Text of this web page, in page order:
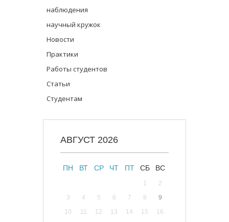
наблюдения
научный кружок
Новости
Практики
Работы студентов
Статьи
Студентам
АВГУСТ 2026
ПН ВТ СР ЧТ ПТ СБ ВС
1
2
3
4 5 6 7 8
9
10
11 12 13 14 15
16